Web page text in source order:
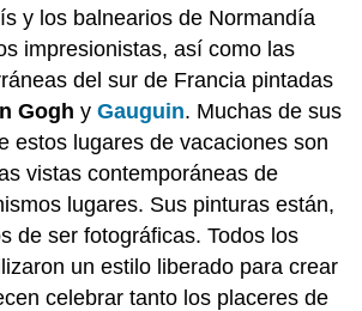
y los balnearios de Normandía
impresionistas, así como las
del sur de Francia pintadas
Gogh yGauguin. Muchas de sus
estos lugares de vacaciones son
vistas contemporáneas de
lugares. Sus pinturas están,
de ser fotográficas. Todos los
un estilo liberado para crear
celebrar tanto los placeres de